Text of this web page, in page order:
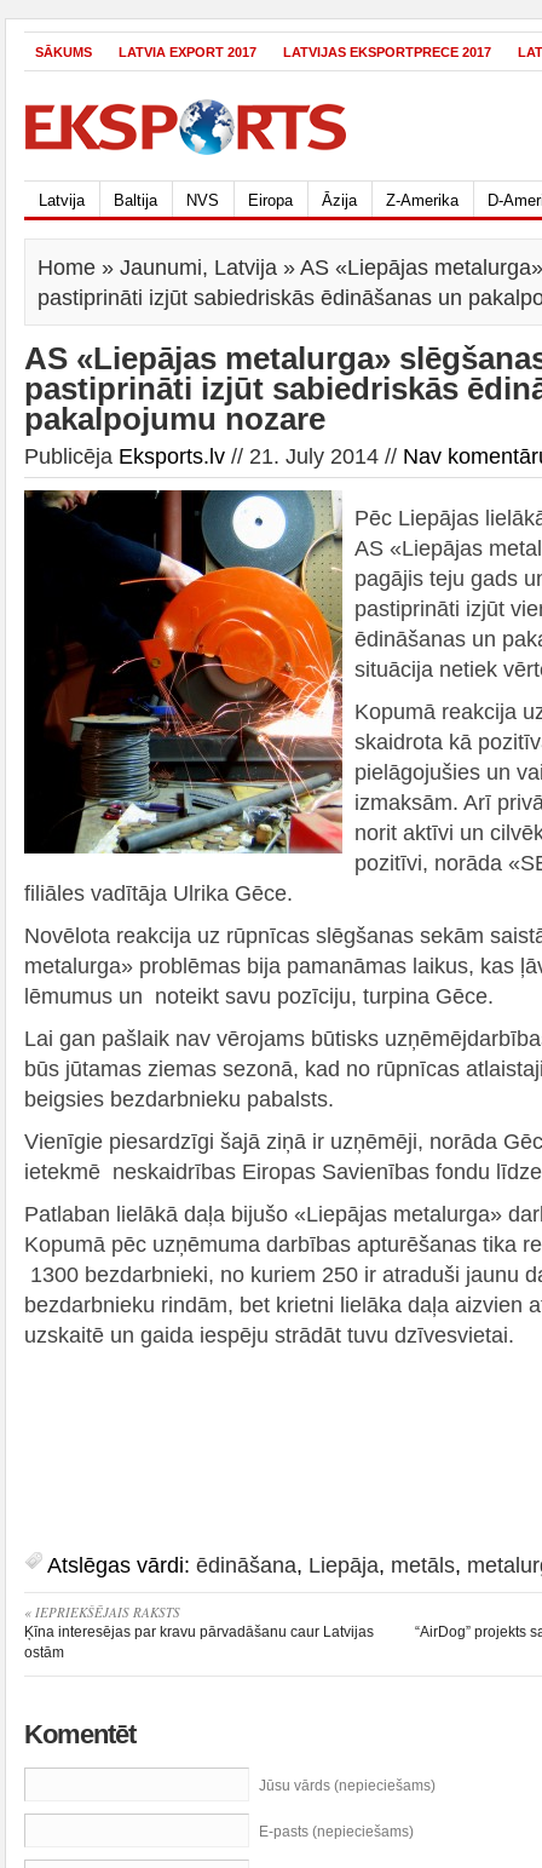
SĀKUMS LATVIA EXPORT 2017 LATVIJAS EKSPORTPRECE 2017
Latvija Baltija NVS Eiropa Āzija Z-Amerika D-
Home » Jaunumi, Latvija » AS «Liepājas
pastiprināti izjūt sabiedriskās ēdināšanas un
AS «Liepājas metalurga»
pastiprināti izjūt sabiedriskās
pakalpojumu nozare
Publicēja Eksports.lv // 21. July 2014 // Nav
Pēc Liepājas
AS «Liepājas
pagājis teju gads
pastiprināti izjūt
ēdināšanas un
situācija netiek
Kopumā reakcija
skaidrota kā
pielāgojušies un
izmaksām. Arī
norit aktīvi un
pozitīvi, norāda
filiāles vadītāja Ulrika Gēce.
Novēlota reakcija uz rūpnīcas slēgšanas sekām
metalurga» problēmas bija pamanāmas laikus, kas
lēmumus un noteikt savu pozīciju, turpina Gēce.
Lai gan pašlaik nav vērojams būtisks
būs jūtamas ziemas sezonā, kad no rūpnīcas
beigsies bezdarbnieku pabalsts.
Vienīgie piesardzīgi šajā ziņā ir uzņēmēji, norāda
ietekmē neskaidrības Eiropas Savienības fondu
Patlaban lielākā daļa bijušo «Liepājas metalurga»
Kopumā pēc uzņēmuma darbības apturēšanas tika
1300 bezdarbnieki, no kuriem 250 ir atraduši jaunu
bezdarbnieku rindām, bet krietni lielāka daļa aizvien
uzskaitē un gaida iespēju strādāt tuvu dzīvesvietai.
Atslēgas vārdi: ēdināšana, Liepāja, metāls,
« IEPRIEKŠĒJAIS RAKSTS
Ķīna interesējas par kravu pārvadāšanu caur Latvijas
ostām
“AirDog” projekts
Komentēt
Jūsu vārds (nepieciešams)
E-pasts (nepieciešams)